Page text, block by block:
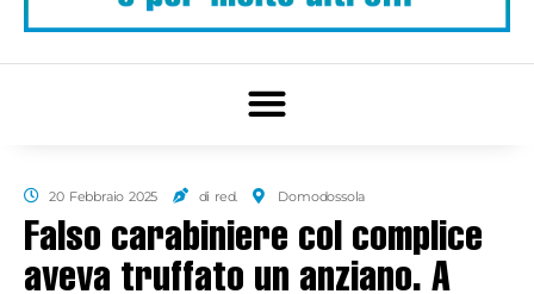
20 Febbraio 2025 di red. Domodossola
Falso carabiniere col complice
aveva truffato un anziano. A